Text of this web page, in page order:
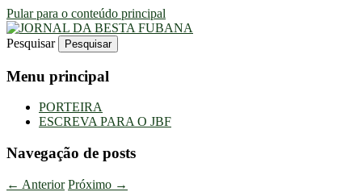
Pular para o conteúdo principal
JORNAL DA BESTA FUBANA
Uma Gazeta Escrota
Pesquisar
Menu principal
PORTEIRA
ESCREVA PARA O JBF
Navegação de posts
← Anterior Próximo →